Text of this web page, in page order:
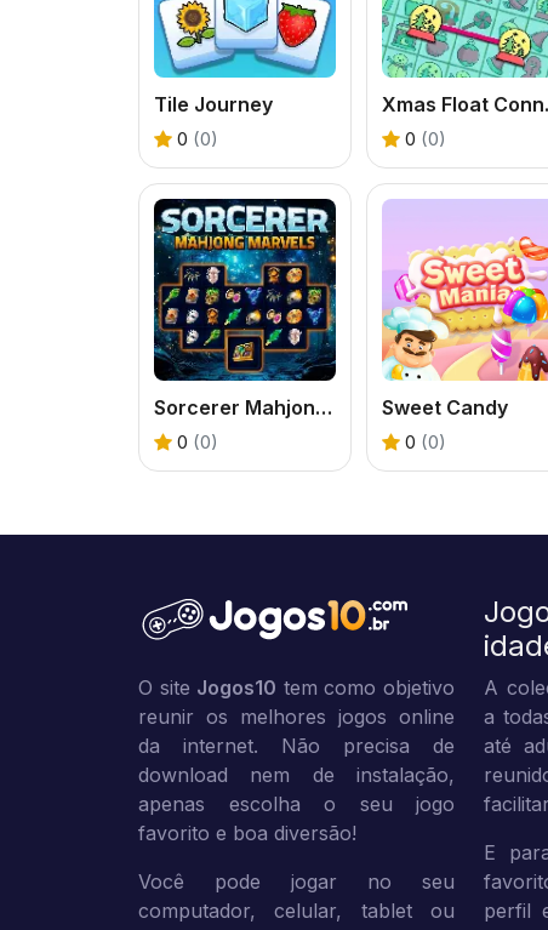
Tile Journey
0 (0) 0 (0)
Sorcerer Mahjong Marvels
0 (0)
Sweet Candy
0 (0)
O site Jogos10 tem como objetivo
reunir os melhores jogos online
da internet. Não precisa de
download nem de instalação,
apenas escolha o seu jogo
favorito e boa diversão!
Você pode jogar no seu
computador, celular, tablet ou
A
a
até
E
perfil